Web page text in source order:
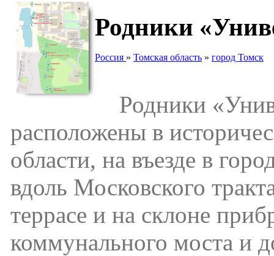
Родники
Россия »Томская область »город Томск
Родники
расположены в
области, на въезде в
вдоль Московского
террасе и на склоне
коммунального моста и